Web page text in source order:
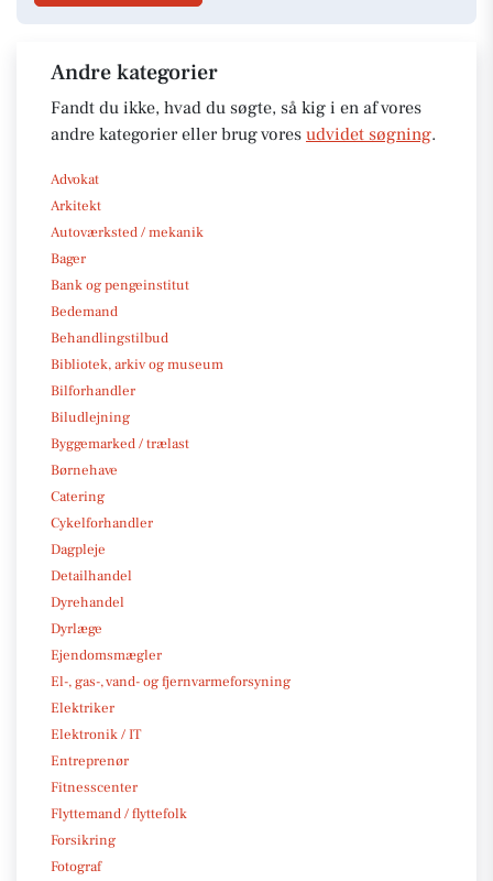
Andre kategorier
Fandt du ikke, hvad du søgte, så kig i en af vores
andre kategorier eller brug vores udvidet søgning.
Advokat
Arkitekt
Autoværksted / mekanik
Bager
Bank og pengeinstitut
Bedemand
Behandlingstilbud
Bibliotek, arkiv og museum
Bilforhandler
Biludlejning
Byggemarked / trælast
Børnehave
Catering
Cykelforhandler
Dagpleje
Detailhandel
Dyrehandel
Dyrlæge
Ejendomsmægler
El-, gas-, vand- og fjernvarmeforsyning
Elektriker
Elektronik / IT
Entreprenør
Fitnesscenter
Flyttemand / flyttefolk
Forsikring
Fotograf